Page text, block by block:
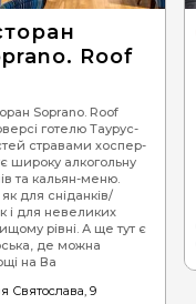
Roof
Soprano. Roof
готелю Таурус-
стравами хоспер-
широку алкогольну
та кальян-меню.
для сніданків/
і для невеликих
рівні. А ще тут є
де можна
на Ва
Святослава, 9